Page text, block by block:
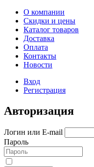
О компании
Скидки и цены
Каталог товаров
Доставка
Оплата
Контакты
Новости
Вход
Регистрация
Авторизация
Логин или E-mail
Пароль